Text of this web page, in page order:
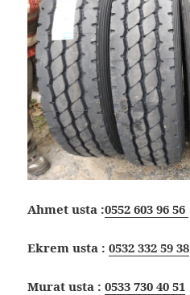
Ahmet usta :0552 603 96 56
Ekrem usta :0532 332 59 38
Murat usta :0533 730 40 51